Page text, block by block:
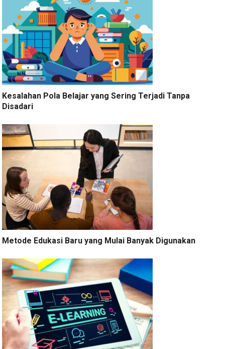
Kesalahan Pola Belajar yang Sering Terjadi Tanpa
Disadari
Metode Edukasi Baru yang Mulai Banyak Digunakan